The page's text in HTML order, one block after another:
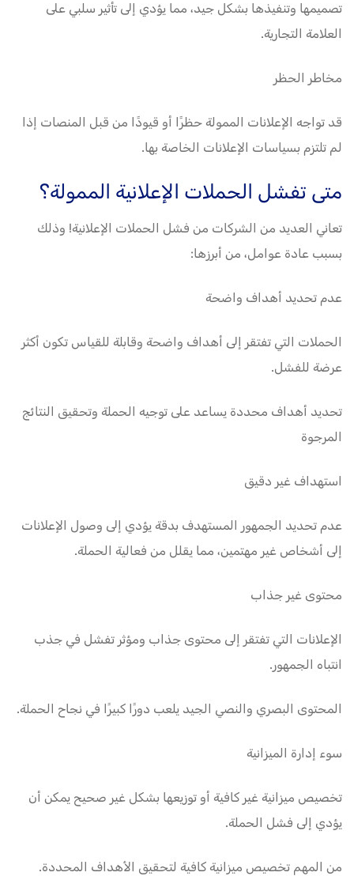
تصميمها وتنفيذها بشكل جيد، مما يؤدي إلى تأثير سلبي على
العلامة التجارية.
مخاطر الحظر
قد تواجه الإعلانات الممولة حظرًا أو قيودًا من قبل المنصات إذا
لم تلتزم بسياسات الإعلانات الخاصة بها.
متى تفشل الحملات الإعلانية الممولة؟
تعاني العديد من الشركات من فشل الحملات الإعلانية! وذلك
بسبب عادة عوامل، من أبرزها:
عدم تحديد أهداف واضحة
الحملات التي تفتقر إلى أهداف واضحة وقابلة للقياس تكون أكثر
عرضة للفشل.
تحديد أهداف محددة يساعد على توجيه الحملة وتحقيق النتائج
المرجوة
استهداف غير دقيق
عدم تحديد الجمهور المستهدف بدقة يؤدي إلى وصول الإعلانات
إلى أشخاص غير مهتمين، مما يقلل من فعالية الحملة.
محتوى غير جذاب
الإعلانات التي تفتقر إلى محتوى جذاب ومؤثر تفشل في جذب
انتباه الجمهور.
المحتوى البصري والنصي الجيد يلعب دورًا كبيرًا في نجاح الحملة.
سوء إدارة الميزانية
تخصيص ميزانية غير كافية أو توزيعها بشكل غير صحيح يمكن أن
يؤدي إلى فشل الحملة.
من المهم تخصيص ميزانية كافية لتحقيق الأهداف المحددة.